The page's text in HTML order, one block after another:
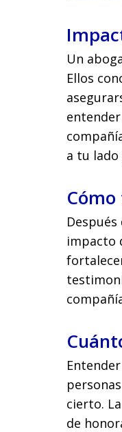
Un
Ellos
a tu lado
impacto
cierto.
de